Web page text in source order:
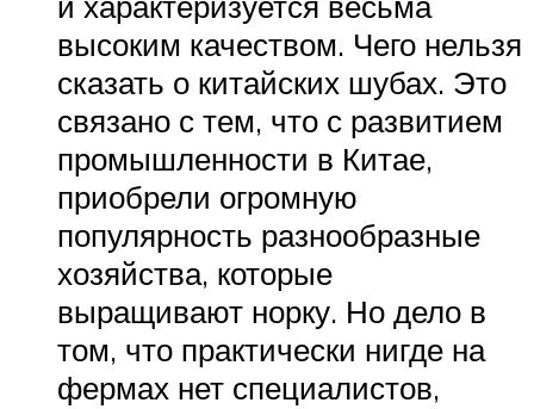
высоким качеством. Чего нельзя
сказать о китайских шубах. Это
связано с тем, что с развитием
промышленности в Китае,
приобрели огромную
популярность разнообразные
хозяйства, которые
выращивают норку. Но дело в
том, что практически нигде на
фермах нет специалистов,